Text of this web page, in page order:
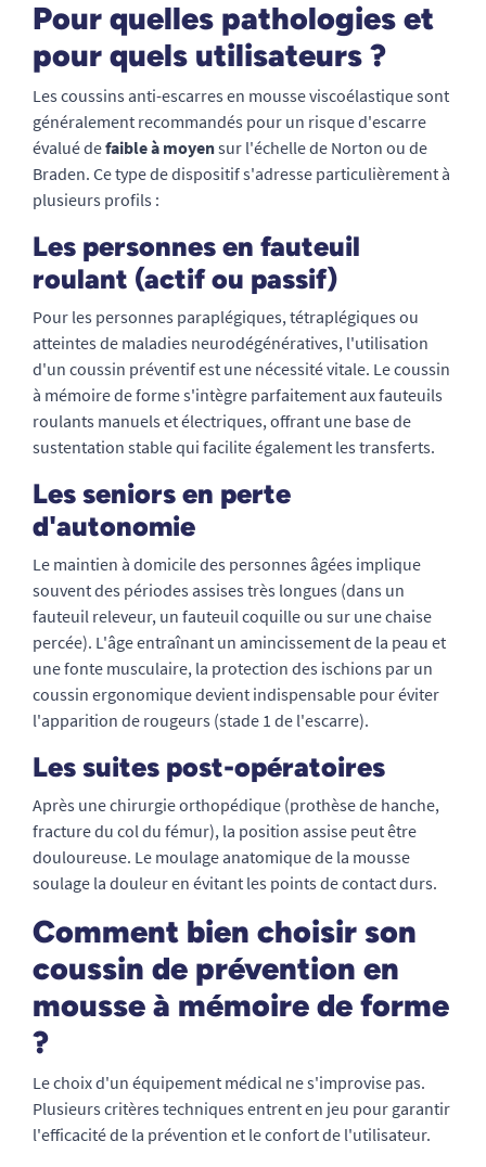
Pour quelles pathologies et
pour quels utilisateurs ?
Les coussins anti-escarres en mousse viscoélastique sont
généralement recommandés pour un risque d'escarre
évalué defaible à moyensur l'échelle de Norton ou de
Braden. Ce type de dispositif s'adresse particulièrement à
plusieurs profils :
Les personnes en fauteuil
roulant (actif ou passif)
Pour les personnes paraplégiques, tétraplégiques ou
atteintes de maladies neurodégénératives, l'utilisation
d'un coussin préventif est une nécessité vitale. Le coussin
à mémoire de forme s'intègre parfaitement aux fauteuils
roulants manuels et électriques, offrant une base de
sustentation stable qui facilite également les transferts.
Les seniors en perte
d'autonomie
Le maintien à domicile des personnes âgées implique
souvent des périodes assises très longues (dans un
fauteuil releveur, un fauteuil coquille ou sur une chaise
percée). L'âge entraînant un amincissement de la peau et
une fonte musculaire, la protection des ischions par un
coussin ergonomique devient indispensable pour éviter
l'apparition de rougeurs (stade 1 de l'escarre).
Les suites post-opératoires
Après une chirurgie orthopédique (prothèse de hanche,
fracture du col du fémur), la position assise peut être
douloureuse. Le moulage anatomique de la mousse
soulage la douleur en évitant les points de contact durs.
Comment bien choisir son
coussin de prévention en
mousse à mémoire de forme
?
Le choix d'un équipement médical ne s'improvise pas.
Plusieurs critères techniques entrent en jeu pour garantir
l'efficacité de la prévention et le confort de l'utilisateur.